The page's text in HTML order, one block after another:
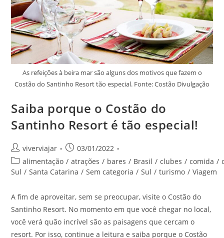
As refeições à beira mar são alguns dos motivos que fazem o
Costão do Santinho Resort tão especial. Fonte: Costão Divulgação
Saiba porque o Costão do
Santinho Resort é tão especial!
Autor
do
post:
viverviajar
Post
publicado:
03/01/2022
Categoria
do
alimentação / atrações / bares / Brasil / clubes / comida /
Sul / Santa Catarina / Sem categoria / Sul / turismo / Viagem
A fim de aproveitar, sem se preocupar, visite o Costão do
Santinho Resort. No momento em que você chegar no local,
você verá quão incrível são as paisagens que cercam o
resort. Por isso, continue a leitura e saiba porque o Costão